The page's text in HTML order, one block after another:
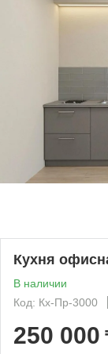
Кухня
В наличии
Код: Кх-Пр-3000
250 000